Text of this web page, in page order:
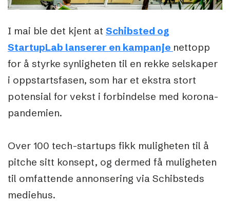
I mai ble det kjent at Schibsted og
StartupLab lanserer en kampanje nettopp
for å styrke synligheten til en rekke selskaper
i oppstartsfasen, som har et ekstra stort
potensial for vekst i forbindelse med korona-
pandemien.
Over 100 tech-startups fikk muligheten til å
pitche sitt konsept, og dermed få muligheten
til omfattende annonsering via Schibsteds
mediehus.